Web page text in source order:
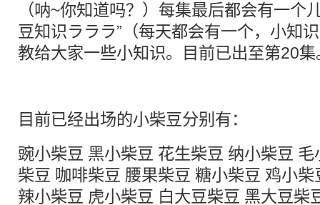
（呐~你知道吗？）每集最后都会有一个
豆知识ラララ”（每天都会有一个，小知
教给大家一些小知识。目前已出至第20集
目前已经出场的小柴豆分别有：
豌小柴豆 黑小柴豆 花生柴豆 纳小柴豆
柴豆 咖啡柴豆 腰果柴豆 糖小柴豆 鸡小
辣小柴豆 虎小柴豆 白大豆柴豆 黑大豆柴